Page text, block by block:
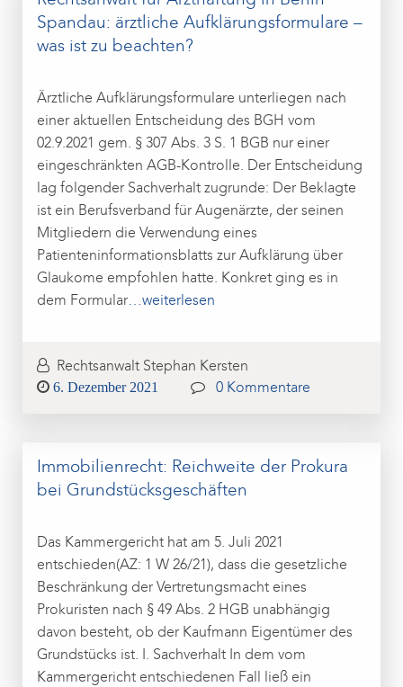
Spandau: ärztliche Aufklärungsformulare –
was ist zu beachten?
Ärztliche Aufklärungsformulare unterliegen nach
einer aktuellen Entscheidung des BGH vom
02.9.2021 gem. § 307 Abs. 3 S. 1 BGB nur einer
eingeschränkten AGB-Kontrolle. Der Entscheidung
lag folgender Sachverhalt zugrunde: Der Beklagte
ist ein Berufsverband für Augenärzte, der seinen
Mitgliedern die Verwendung eines
Patienteninformationsblatts zur Aufklärung über
Glaukome empfohlen hatte. Konkret ging es in
dem Formular…weiterlesen
Rechtsanwalt Stephan Kersten
Posted
6. Dezember 2021 0 Kommentare
Immobilienrecht: Reichweite der Prokura
bei Grundstücksgeschäften
Das Kammergericht hat am 5. Juli 2021
entschieden(AZ: 1 W 26/21), dass die gesetzliche
Beschränkung der Vertretungsmacht eines
Prokuristen nach § 49 Abs. 2 HGB unabhängig
davon besteht, ob der Kaufmann Eigentümer des
Grundstücks ist. I. Sachverhalt In dem vom
Kammergericht entschiedenen Fall ließ ein